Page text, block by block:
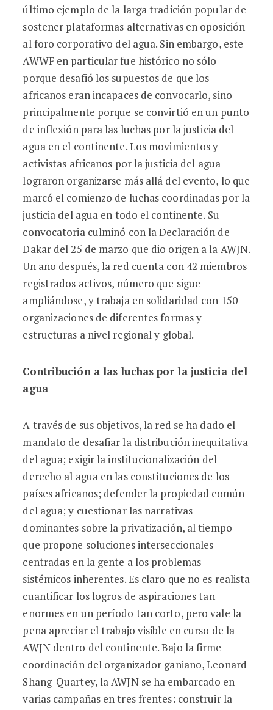
último ejemplo de la larga tradición popular de
sostener plataformas alternativas en oposición
al foro corporativo del agua. Sin embargo, este
AWWF en particular fue histórico no sólo
porque desafió los supuestos de que los
africanos eran incapaces de convocarlo, sino
principalmente porque se convirtió en un punto
de inflexión para las luchas por la justicia del
agua en el continente. Los movimientos y
activistas africanos por la justicia del agua
lograron organizarse más allá del evento, lo que
marcó el comienzo de luchas coordinadas por la
justicia del agua en todo el continente. Su
convocatoria culminó con la Declaración de
Dakar del 25 de marzo que dio origen a la AWJN.
Un año después, la red cuenta con 42 miembros
registrados activos, número que sigue
ampliándose, y trabaja en solidaridad con 150
organizaciones de diferentes formas y
estructuras a nivel regional y global.
Contribución a las luchas por la justicia del
agua
A través de sus objetivos, la red se ha dado el
mandato de desafiar la distribución inequitativa
del agua; exigir la institucionalización del
derecho al agua en las constituciones de los
países africanos; defender la propiedad común
del agua; y cuestionar las narrativas
dominantes sobre la privatización, al tiempo
que propone soluciones interseccionales
centradas en la gente a los problemas
sistémicos inherentes. Es claro que no es realista
cuantificar los logros de aspiraciones tan
enormes en un período tan corto, pero vale la
pena apreciar el trabajo visible en curso de la
AWJN dentro del continente. Bajo la firme
coordinación del organizador ganiano, Leonard
Shang-Quartey, la AWJN se ha embarcado en
varias campañas en tres frentes: construir la